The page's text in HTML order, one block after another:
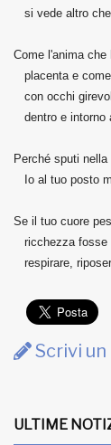
Imbonati, 89
si vede altro
Come l'anima
placenta e
con occhi
dentro e intorno
Perché sputi
Io al tuo posto
Se il tuo cuore
ricchezza fosse
respirare,
Scrivi
ULTIME